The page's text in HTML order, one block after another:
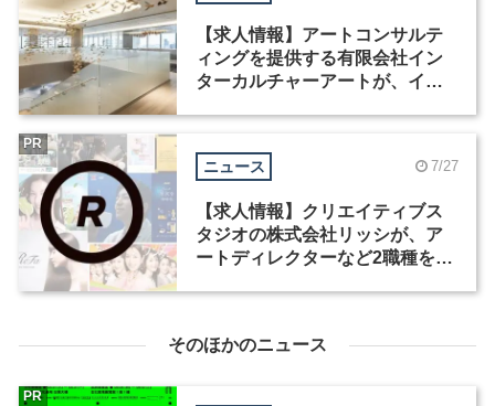
【求人情報】アートコンサルテ
ィングを提供する有限会社イン
ターカルチャーアートが、イン
ニュース 7/27
【求人情報】クリエイティブス
タジオの株式会社リッシが、ア
ートディレクターなど2職種を募
PR
そのほかのニュース
PR